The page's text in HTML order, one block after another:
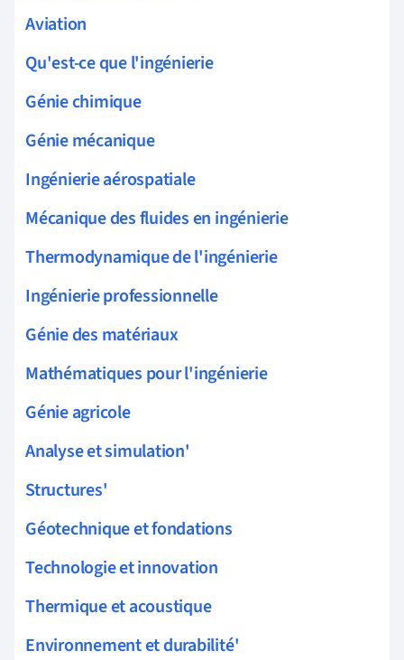
Aviation
Qu'est-ce que l'ingénierie
Génie chimique
Génie mécanique
Ingénierie aérospatiale
Mécanique des fluides en ingénierie
Thermodynamique de l'ingénierie
Ingénierie professionnelle
Génie des matériaux
Mathématiques pour l'ingénierie
Génie agricole
Analyse et simulation'
Structures'
Géotechnique et fondations
Technologie et innovation
Thermique et acoustique
Environnement et durabilité'